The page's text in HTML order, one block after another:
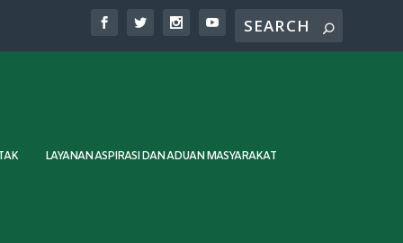
LAYANAN ASPIRASI DAN ADUAN MASYARAKAT